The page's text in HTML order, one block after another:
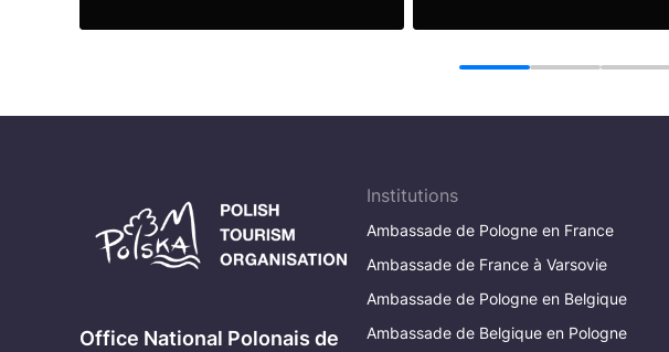
Lire la suite Lire la suite
1 2 3
Office National Polonais de
Institutions
Ambassade de Pologne en France
Ambassade de France à Varsovie
Ambassade de Pologne en Belgique
Ambassade de Belgique en Pologne